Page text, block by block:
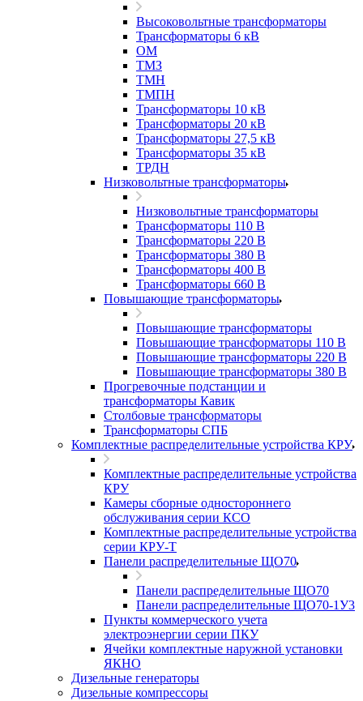
Высоковольтные трансформаторы
Трансформаторы 6 кВ
ОМ
ТМЗ
ТМН
ТМПН
Трансформаторы 10 кВ
Трансформаторы 20 кВ
Трансформаторы 27,5 кВ
Трансформаторы 35 кВ
ТРДН
Низковольтные трансформаторы
Низковольтные трансформаторы
Трансформаторы 110 В
Трансформаторы 220 В
Трансформаторы 380 В
Трансформаторы 400 В
Трансформаторы 660 В
Повышающие трансформаторы
Повышающие трансформаторы
Повышающие трансформаторы 110 В
Повышающие трансформаторы 220 В
Повышающие трансформаторы 380 В
Прогревочные подстанции и
трансформаторы Кавик
Столбовые трансформаторы
Трансформаторы СПБ
Комплектные распределительные устройства КРУ
Комплектные распределительные устройства
КРУ
Камеры сборные одностороннего
обслуживания серии КСО
Комплектные распределительные устройства
серии КРУ-Т
Панели распределительные ЩО70
Панели распределительные ЩО70
Панели распределительные ЩО70-1У3
Пункты коммерческого учета
электроэнергии серии ПКУ
Ячейки комплектные наружной установки
ЯКНО
Дизельные генераторы
Дизельные компрессоры